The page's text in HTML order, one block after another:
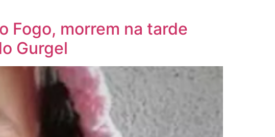
Fogo, morrem na tarde
Gurgel